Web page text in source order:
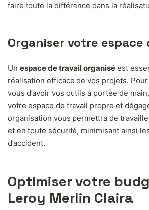
faire toute la différence dans la
Organiser votre espace
Un espace de travail organisé est
réalisation efficace de vos projets.
vous d’avoir vos outils à portée de
votre espace de travail propre et
organisation vous permettra de
et en toute sécurité, minimisant ainsi
d’accident.
Optimiser votre
Leroy Merlin Claira